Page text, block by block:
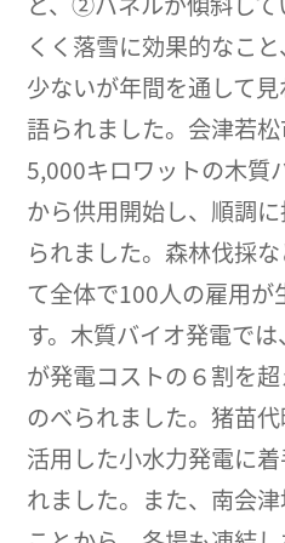
くく落雪に効果的なこ
少ないが年間を通して
語られました。会津若
5,000キロワットの木質
から供用開始し、順調
られました。森林伐採
て全体で100人の雇用が
す。木質バイオ発電で
が発電コストの６割を
のべられました。猪苗
活用した小水力発電に
れました。また、南会